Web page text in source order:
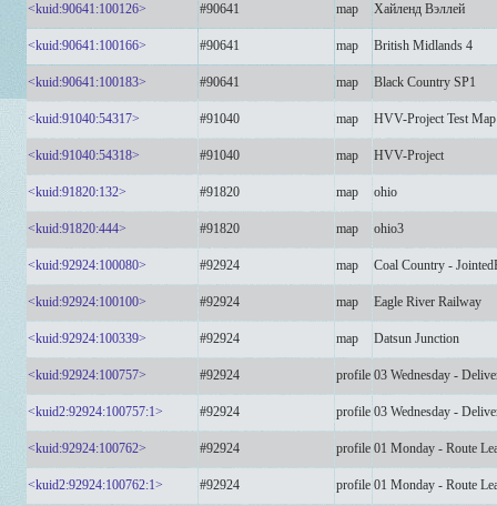
<kuid:90641:100126> #90641 map Хайленд Вэллей
<kuid:90641:100166> #90641 map British Midlands 4
<kuid:90641:100183> #90641 map Black Country SP1
<kuid:91040:54317> #91040 map HVV-Project Test Map
<kuid:91040:54318> #91040 map HVV-Project
<kuid:91820:132> #91820 map ohio
<kuid:91820:444> #91820 map ohio3
<kuid:92924:100080> #92924 map Coal Country -
<kuid:92924:100100> #92924 map Eagle River Railway
<kuid:92924:100339> #92924 map Datsun Junction
<kuid:92924:100757> #92924 profile 03 Wednesday -
<kuid2:92924:100757:1> #92924 profile 03 Wednesday -
<kuid:92924:100762> #92924 profile 01 Monday - Route
<kuid2:92924:100762:1> #92924 profile 01 Monday - Route